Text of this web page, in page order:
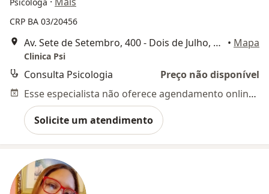
CRP BA 03/20456
Av. Sete de Setembro, 400 - Dois de Julho, Salvador • Mapa
Clinica Psi
Consulta Psicologia
Preço não disponível
Esse especialista não oferece agendamento online para esse endereço.
Solicite um atendimento